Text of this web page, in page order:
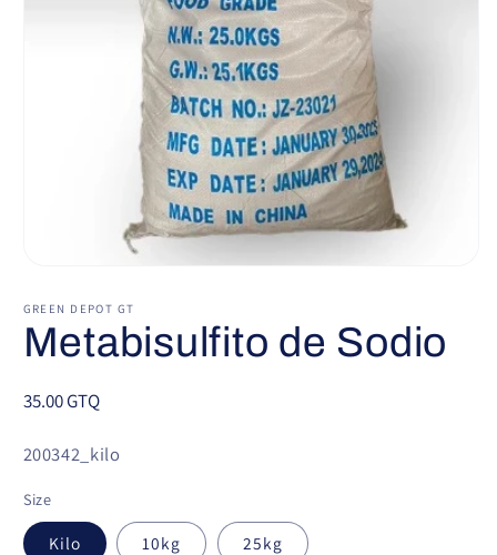
multimedia
en
una
GREEN DEPOT GT
Metabisulfito de Sodio
Precio
35.00 GTQ
SKU:
200342_kilo
Size
Kilo 10kg 25kg